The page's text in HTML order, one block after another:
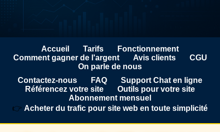
Accueil Tarifs
Fonctionnement
Comment gagner de l'argent
Avis clients
CGU
On parle de nous
Contactez-nous
FAQ
Support Chat en ligne
Référencez votre site
Outils pour votre site
Abonnement mensuel
👉 Acheter du trafic pour site web en toute simplicité